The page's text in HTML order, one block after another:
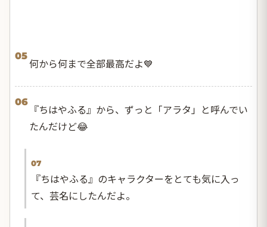
05
何から何まで全部最高だよ💙
06
『ちはやふる』から、ずっと「アラタ」と呼んでい
たんだけど😂
07
『ちはやふる』のキャラクターをとても気に入っ
て、芸名にしたんだよ。